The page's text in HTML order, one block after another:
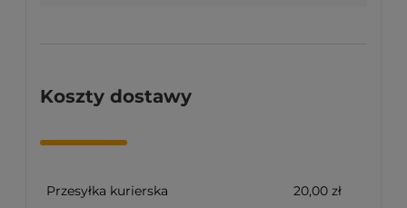
Koszty dostawy
Przesyłka kurierska 20,00 zł